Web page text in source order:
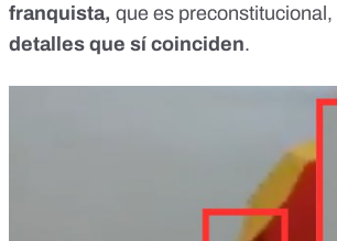
franquista, que es preconstitucional,
detalles que sí coinciden.